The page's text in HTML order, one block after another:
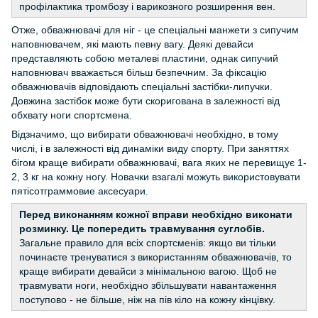
профілактика тромбозу і варикозного розширення вен.
Отже, обважнювачі для ніг - це спеціальні манжети з сипучим
наповнювачем, які мають певну вагу. Деякі девайси
представляють собою металеві пластини, однак сипучий
наповнювач вважається більш безпечним. За фіксацію
обважнювачів відповідають спеціальні застібки-липучки.
Довжина застібок може бути скоригована в залежності від
обхвату ноги спортсмена.
Відзначимо, що вибирати обважнювачі необхідно, в тому
числі, і в залежності від динаміки виду спорту. При заняттях
бігом краще вибирати обважнювачі, вага яких не перевищує 1-
2, 3 кг на кожну ногу. Новачки взагалі можуть використовувати
пятісотграммовие аксесуари.
Перед виконанням кожної вправи необхідно виконати
розминку. Це попередить травмування суглобів.
Загальне правило для всіх спортсменів: якщо ви тільки
починаєте тренуватися з використанням обважнювачів, то
краще вибирати девайси з мінімальною вагою. Щоб не
травмувати ноги, необхідно збільшувати навантаження
поступово - не більше, ніж на пів кіло на кожну кінцівку.